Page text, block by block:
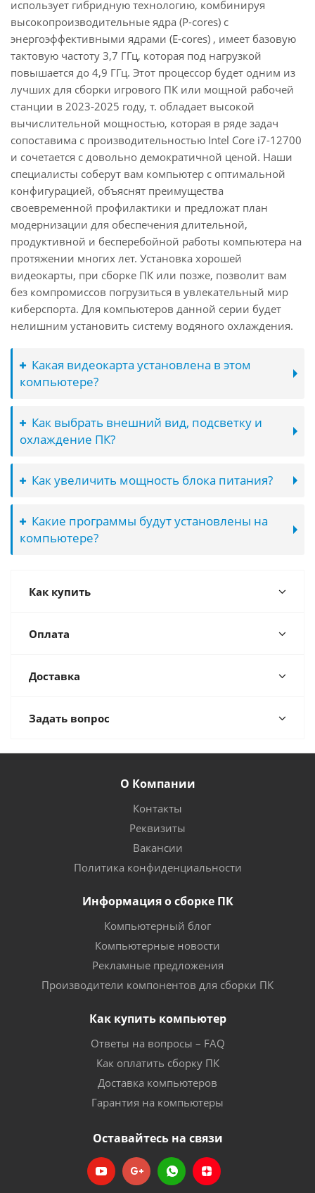
использует гибридную технологию, комбинируя
высокопроизводительные ядра (P-cores) с
энергоэффективными ядрами (E-cores) , имеет базовую
тактовую частоту 3,7 ГГц, которая под нагрузкой
повышается до 4,9 ГГц. Этот процессор будет одним из
лучших для сборки игрового ПК или мощной рабочей
станции в 2023-2025 году, т. обладает высокой
вычислительной мощностью, которая в ряде задач
сопоставима с производительностью Intel Core i7-12700
и сочетается с довольно демократичной ценой. Наши
специалисты соберут вам компьютер с оптимальной
конфигурацией, объяснят преимущества
своевременной профилактики и предложат план
модернизации для обеспечения длительной,
продуктивной и бесперебойной работы компьютера на
протяжении многих лет. Установка хорошей
видеокарты, при сборке ПК или позже, позволит вам
без компромиссов погрузиться в увлекательный мир
киберспорта. Для компьютеров данной серии будет
нелишним установить систему водяного охлаждения.
Какая видеокарта установлена в этом
компьютере?
Как выбрать внешний вид, подсветку и
охлаждение ПК?
Как увеличить мощность блока питания?
Какие программы будут установлены на
компьютере?
Как купить
Оплата
Доставка
Задать вопрос
О Компании
Контакты
Реквизиты
Вакансии
Политика конфиденциальности
Информация о сборке ПК
Компьютерный блог
Компьютерные новости
Рекламные предложения
Производители компонентов для сборки ПК
Как купить компьютер
Ответы на вопросы – FAQ
Как оплатить сборку ПК
Доставка компьютеров
Гарантия на компьютеры
Оставайтесь на связи